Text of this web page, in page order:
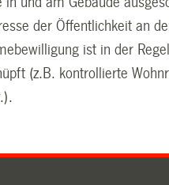
der Öffentlichkeit an
ist in der
(z.B. kontrollierte